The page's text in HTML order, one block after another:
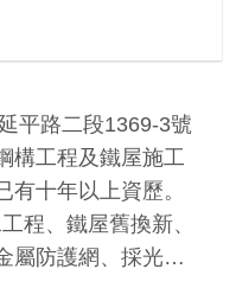
平路二段1369-3號
構工程及鐵屋施工
有十年以上資歷。
程、鐵屋舊換新、
屬防護網、採光…